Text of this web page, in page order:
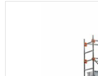
Passer